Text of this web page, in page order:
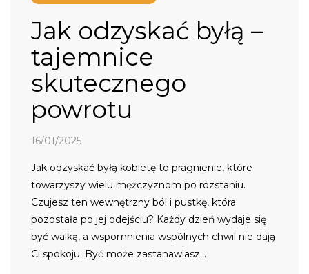
Jak odzyskać byłą –
tajemnice
skutecznego
powrotu
16/01/2025
Jak odzyskać byłą kobietę to pragnienie, które
towarzyszy wielu mężczyznom po rozstaniu.
Czujesz ten wewnętrzny ból i pustkę, która
pozostała po jej odejściu? Każdy dzień wydaje się
być walką, a wspomnienia wspólnych chwil nie dają
Ci spokoju. Być może zastanawiasz…